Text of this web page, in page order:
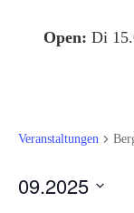
Open: Di
Veranstaltungen
09.2025